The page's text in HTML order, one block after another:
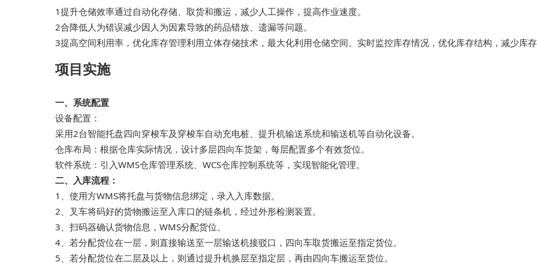
1提升仓储效率通过自动化存储、取货和搬运，减少人工操作，提高作业速度。
2合降低人为错误减少因人为因素导致的药品错放、遗漏等问题。
3提高空间利用率，优化库存管理利用立体存储技术，最大化利用仓储空间。实时监控库存情况，优化库存结构，减少库存
项目实施
一、系统配置
设备配置：
采用2台智能托盘四向穿梭车及穿梭车自动充电桩、提升机输送系统和输送机等自动化设备。
仓库布局：根据仓库实际情况，设计多层四向车货架，每层配置多个有效货位。
软件系统：引入WMS仓库管理系统、WCS仓库控制系统等，实现智能化管理。
二、入库流程：
1、使用方WMS将托盘与货物信息绑定，录入入库数据。
2、叉车将码好的货物搬运至入库口的链条机，经过外形检测装置。
3、扫码器确认货物信息，WMS分配货位。
4、若分配货位在一层，则直接输送至一层输送机接驳口，四向车取货搬运至指定货位。
5、若分配货位在二层及以上，则通过提升机换层至指定层，再由四向车搬运至货位。